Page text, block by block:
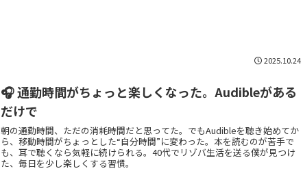
2025.10.24
🎧 通勤時間がちょっと楽しくなった。Audibleがある
だけで
朝の通勤時間、ただの消耗時間だと思ってた。でもAudibleを聴き始めてか
ら、移動時間がちょっとした“自分時間”に変わった。本を読むのが苦手で
も、耳で聴くなら気軽に続けられる。40代でリゾバ生活を送る僕が見つけ
た、毎日を少し楽しくする習慣。